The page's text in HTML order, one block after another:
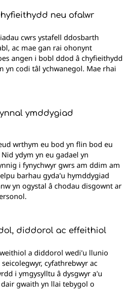
neu ofalwr
cwrs ystafell ddosbarth
ac mae gan rai ohonynt
angen i bobl ddod â chyfieithydd
yn codi tâl ychwanegol. Mae rhai
ymddygiad
wrthym eu bod yn flin bod eu
ydym yn eu gadael yn
i fynychwyr gwrs am ddim am
barhau gyda'u hymddygiad
yn ogystal â chodau disgownt ar
diddorol ac effeithiol
a diddorol wedi'u llunio
cyfathrebwyr ac
i ymgysylltu â dysgwyr a'u
gwaith yn llai tebygol o